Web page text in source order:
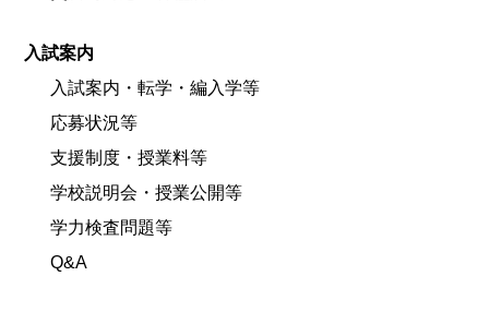
入試案内
入試案内・転学・編入学等
応募状況等
支援制度・授業料等
学校説明会・授業公開等
学力検査問題等
Q&A